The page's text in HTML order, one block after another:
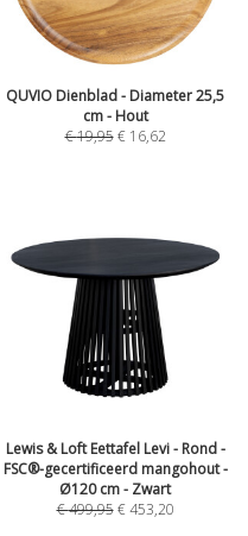
QUVIO Dienblad - Diameter 25,5
cm - Hout
€19,95 € 16,62
Lewis & Loft Eettafel Levi - Rond -
FSC®-gecertificeerd mangohout -
Ø120 cm - Zwart
€499,95 €453,20